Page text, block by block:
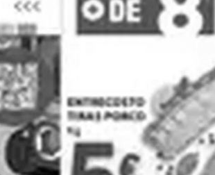
PUBLICIDADE